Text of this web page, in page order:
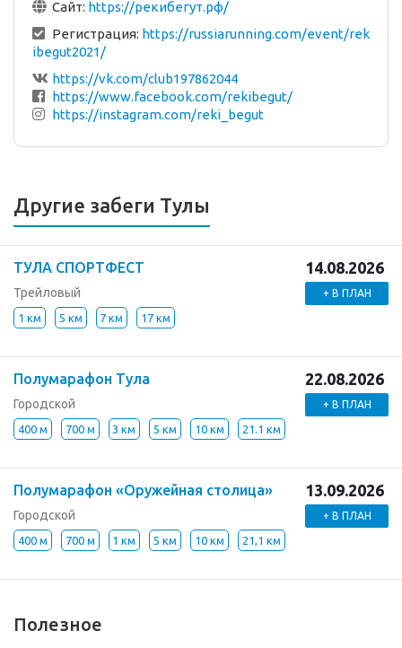
Сайт: https://рекибегут.рф/
Регистрация: https://russiarunning.com/event/rek
ibegut2021/
https://vk.com/club197862044
https://www.facebook.com/rekibegut/
https://instagram.com/reki_begut
Другие забеги Тулы
ТУЛА СПОРТФЕСТ
Трейловый
1 км 5 км 7 км 17 км
14.08.2026
+ В ПЛАН
Полумарафон Тула
Городской
400 м 700 м 3 км 5 км 10 км 21.1 км
22.08.2026
+ В ПЛАН
Полумарафон «Оружейная столица»
Городской
400 м 700 м 1 км 5 км 10 км 21,1 км
13.09.2026
+ В ПЛАН
Полезное